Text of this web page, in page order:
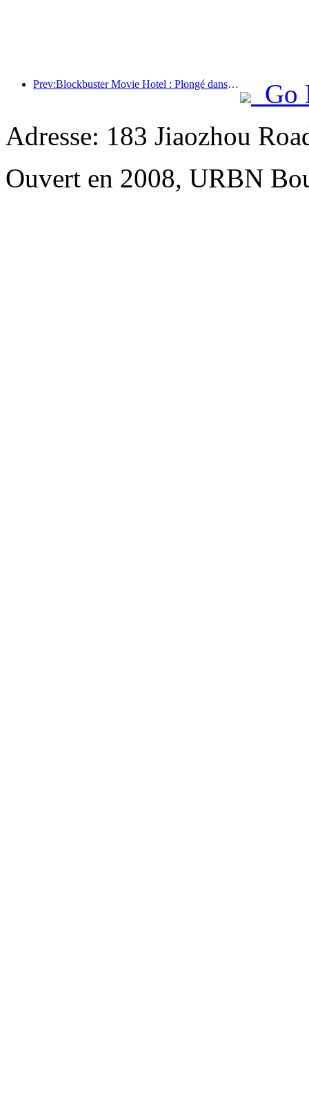
Prev:Blockbuster Movie Hotel : Plongé dans un voyage d'ombre et de lumière, Blockbuster Movie Hotel définit une nouvelle expérience de voyage
Go
Adresse: 183 Jiaozhou
Ouvert en 2008, URBN